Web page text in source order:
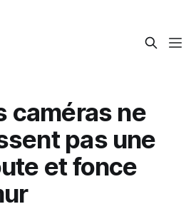
caméras ne
pas une
et fonce